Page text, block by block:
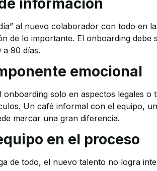
al nuevo colaborador con todo en
de lo importante. El onboarding debe
a 90 días.
emocional
solo en aspectos legales o
Un café informal con el equipo,
marcar una gran diferencia.
en el proceso
de todo, el nuevo talento no logra